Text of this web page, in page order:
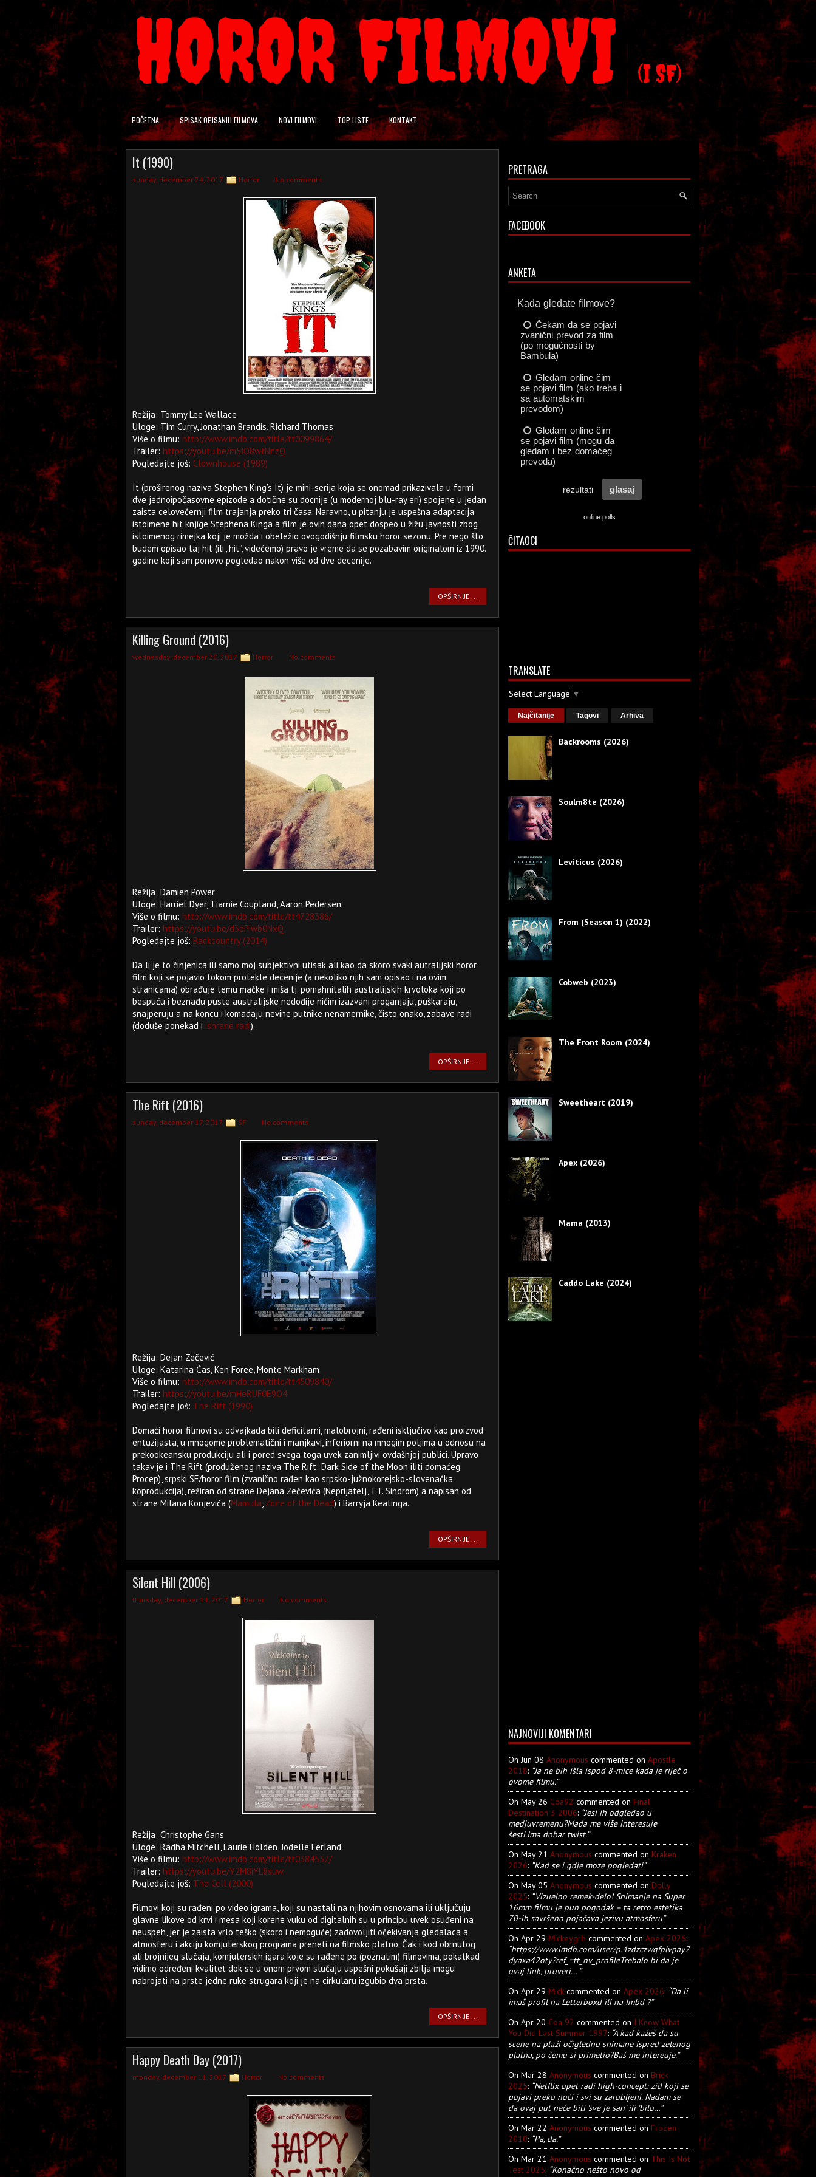
HOROR FILMOVI(I SF)
POČETNA SPISAK OPISANIH FILMOVA NOVI FILMOVI TOP LISTE KONTAKT
It (1990)
sunday, december 24, 2017 Horror No comments
Režija: Tommy Lee Wallace
Uloge: Tim Curry, Jonathan Brandis, Richard Thomas
Više o filmu: http://www.imdb.com/title/tt0099864/
Trailer: https://youtu.be/m5JO8wtNnzQ
Pogledajte još: Clownhouse (1989)
It (proširenog naziva Stephen King’s It) je mini-serija koja se onomad prikazivala u formi
dve jednoipočasovne epizode a dotične su docnije (u modernoj blu-ray eri) spojene u jedan
zaista celovečernji film trajanja preko tri časa. Naravno, u pitanju je uspešna adaptacija
istoimene hit knjige Stephena Kinga a film je ovih dana opet dospeo u žižu javnosti zbog
istoimenog rimejka koji je možda i obeležio ovogodišnju filmsku horor sezonu. Pre nego što
budem opisao taj hit (ili „hit”, videćemo) pravo je vreme da se pozabavim originalom iz 1990.
godine koji sam ponovo pogledao nakon više od dve decenije.
OPŠIRNIJE ...
Killing Ground (2016)
wednesday, december 20, 2017 Horror No comments
Režija: Damien Power
Uloge: Harriet Dyer, Tiarnie Coupland, Aaron Pedersen
Više o filmu: http://www.imdb.com/title/tt4728386/
Trailer: https://youtu.be/d3ePiwb0NxQ
Pogledajte još: Backcountry (2014)
Da li je to činjenica ili samo moj subjektivni utisak ali kao da skoro svaki autralijski horor
film koji se pojavio tokom protekle decenije (a nekoliko njih sam opisao i na ovim
stranicama) obrađuje temu mačke i miša tj. pomahnitalih australijskih krvoloka koji po
bespuću i beznađu puste australijske nedođije ničim izazvani proganjaju, puškaraju,
snajperuju a na koncu i komadaju nevine putnike nenamernike, čisto onako, zabave radi
(doduše ponekad i ishrane radi).
OPŠIRNIJE ...
The Rift (2016)
sunday, december 17, 2017 SF No comments
Režija: Dejan Zečević
Uloge: Katarina Čas, Ken Foree, Monte Markham
Više o filmu: http://www.imdb.com/title/tt4509840/
Trailer: https://youtu.be/mHeRUF0E9O4
Pogledajte još: The Rift (1990)
Domaći horor filmovi su odvajkada bili deficitarni, malobrojni, rađeni isključivo kao proizvod
entuzijasta, u mnogome problematični i manjkavi, inferiorni na mnogim poljima u odnosu na
prekookeansku produkciju ali i pored svega toga uvek zanimljivi ovdašnjoj publici. Upravo
takav je i The Rift (produženog naziva The Rift: Dark Side of the Moon iliti domaćeg
Procep), srpski SF/horor film (zvanično rađen kao srpsko-južnokorejsko-slovenačka
koprodukcija), režiran od strane Dejana Zečevića (Neprijatelj, T.T. Sindrom) a napisan od
strane Milana Konjevića (Mamula, Zone of the Dead) i Barryja Keatinga.
OPŠIRNIJE ...
Silent Hill (2006)
thursday, december 14, 2017 Horror No comments
Režija: Christophe Gans
Uloge: Radha Mitchell, Laurie Holden, Jodelle Ferland
Više o filmu: http://www.imdb.com/title/tt0384537/
Trailer: https://youtu.be/Y2M8iYL8suw
Pogledajte još: The Cell (2000)
Filmovi koji su rađeni po video igrama, koji su nastali na njihovim osnovama ili uključuju
glavne likove od krvi i mesa koji korene vuku od digitalnih su u principu uvek osuđeni na
neuspeh, jer je zaista vrlo teško (skoro i nemoguće) zadovoljiti očekivanja gledalaca a
atmosferu i akciju komjuterskog programa preneti na filmsko platno. Čak i kod obrnutog
ali brojnijeg slučaja, komjuterskih igara koje su rađene po (poznatim) filmovima, pokatkad
vidimo određeni kvalitet dok se u onom prvom slučaju uspešni pokušaji zbilja mogu
nabrojati na prste jedne ruke strugara koji je na cirkularu izgubio dva prsta.
OPŠIRNIJE ...
Happy Death Day (2017)
monday, december 11, 2017 Horror No comments
PRETRAGA
FACEBOOK
ANKETA
online polls
ČITAOCI
TRANSLATE
Select Language ▼
Najčitanije Tagovi Arhiva
Backrooms (2026)
Soulm8te (2026)
Leviticus (2026)
From (Season 1) (2022)
Cobweb (2023)
The Front Room (2024)
Sweetheart (2019)
Apex (2026)
Mama (2013)
Caddo Lake (2024)
NAJNOVIJI KOMENTARI
On Jun 08 Anonymous commented on Apostle
2018: “Ja ne bih išla ispod 8-mice kada je riječ o
ovome filmu.”
On May 26 Coa92 commented on Final
Destination 3 2006: “Jesi ih odgledao u
medjuvremenu?Mada me više interesuje
šesti.Ima dobar twist.”
On May 21 Anonymous commented on Kraken
2026: “Kad se i gdje moze pogledati”
On May 05 Anonymous commented on Dolly
2025: “Vizuelno remek-delo! Snimanje na Super
16mm filmu je pun pogodak – ta retro estetika
70-ih savršeno pojačava jezivu atmosferu”
On Apr 29 Mickeygrb commented on Apex 2026:
“https://www.imdb.com/user/p.4zdzczwqfplvpay7
dyaxa42oty?ref_=tt_nv_profileTrebalo bi da je
ovaj link, proveri... ”
On Apr 29 Mick commented on Apex 2026: “Da li
imaš profil na Letterboxd ili na Imbd ?”
On Apr 20 Coa 92 commented on I Know What
You Did Last Summer 1997: “A kad kažeš da su
scene na plaži očigledno snimane ispred zelenog
platna, po čemu si primetio?Baš me intereuje.”
On Mar 28 Anonymous commented on Brick
2025: “Netflix opet radi high-concept: zid koji se
pojavi preko noći i svi su zarobljeni. Nadam se
da ovaj put neće biti 'sve je san' ili 'bilo…”
On Mar 22 Anonymous commented on Frozen
2010: “Pa, da.”
On Mar 21 Anonymous commented on This Is Not
Test 2025: “Konačno nešto novo od